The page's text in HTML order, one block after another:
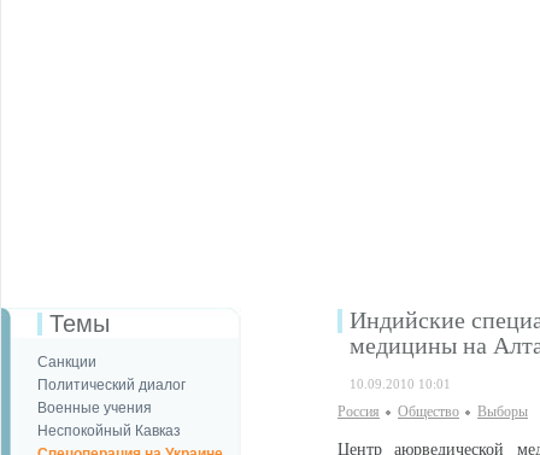
Темы
Санкции
Политический диалог
Военные учения
Неспокойный Кавказ
Индийские
медицины на
10.09.2010 10:01
Россия Общество Выборы
Центр аюрведической